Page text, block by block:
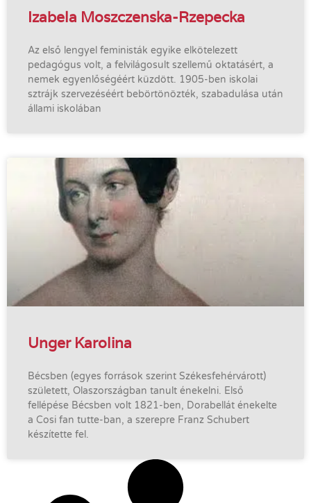
Izabela Moszczenska-Rzepecka
Az első lengyel feministák egyike elkötelezett
pedagógus volt, a felvilágosult szellemű oktatásért, a
nemek egyenlőségéért küzdött. 1905-ben iskolai
sztrájk szervezéséért bebörtönözték, szabadulása után
állami iskolában
Unger Karolina
Bécsben (egyes források szerint Székesfehérvárott)
született, Olaszországban tanult énekelni. Első
fellépése Bécsben volt 1821-ben, Dorabellát énekelte
a Cosi fan tutte-ban, a szerepre Franz Schubert
készítette fel.